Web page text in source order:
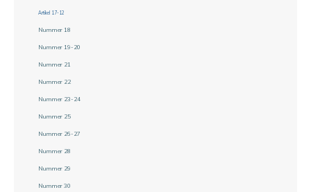
Artikel 17-12
Nummer 18
Nummer 19-20
Nummer 21
Nummer 22
Nummer 23-24
Nummer 25
Nummer 26-27
Nummer 28
Nummer 29
Nummer 30